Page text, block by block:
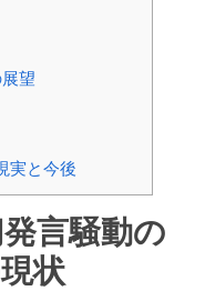
望
実と今後
言騒動の
状